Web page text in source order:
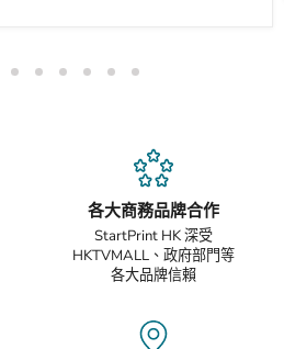
各大商務品牌合作
StartPrint HK 深受
HKTVMALL、政府部門等
各大品牌信賴